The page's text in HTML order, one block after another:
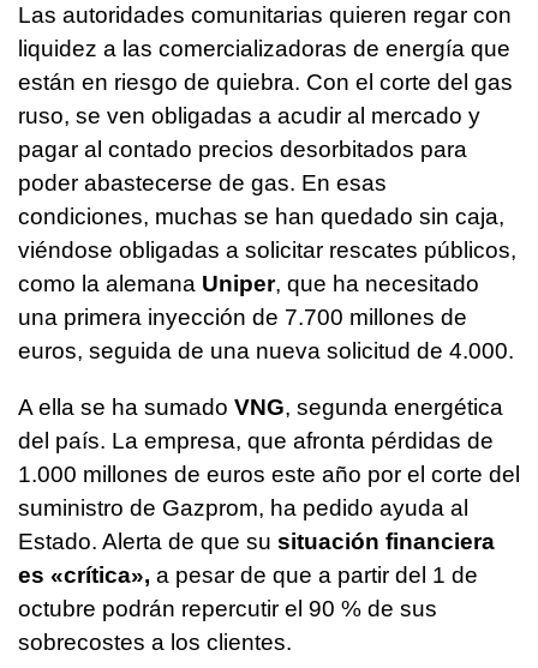
Las autoridades comunitarias quieren regar con
liquidez a las comercializadoras de energía que
están en riesgo de quiebra. Con el corte del gas
ruso, se ven obligadas a acudir al mercado y
pagar al contado precios desorbitados para
poder abastecerse de gas. En esas
condiciones, muchas se han quedado sin caja,
viéndose obligadas a solicitar rescates públicos,
como la alemana Uniper, que ha necesitado
una primera inyección de 7.700 millones de
euros, seguida de una nueva solicitud de 4.000.
A ella se ha sumado VNG, segunda energética
del país. La empresa, que afronta pérdidas de
1.000 millones de euros este año por el corte del
suministro de Gazprom, ha pedido ayuda al
Estado. Alerta de que su situación financiera
es «crítica», a pesar de que a partir del 1 de
octubre podrán repercutir el 90 % de sus
sobrecostes a los clientes.